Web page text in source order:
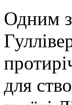
Одним з
для